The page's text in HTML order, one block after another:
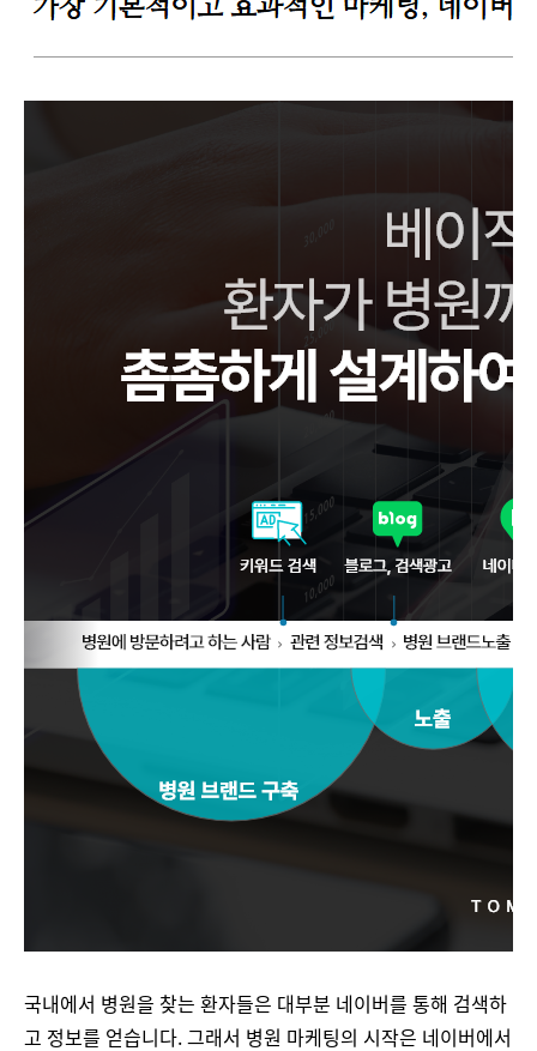
국내에서 병원을 찾는 환자들은 대부분 네이버를 통해 검색하
고 정보를 얻습니다. 그래서 병원 마케팅의 시작은 네이버에서